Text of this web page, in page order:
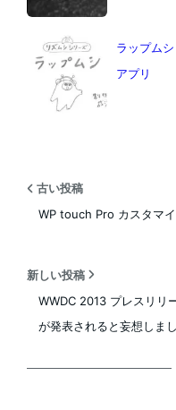
ラップム
アプリ
古い投稿
WP touch Pro カスタマ
新しい投稿
WWDC 2013 プレスリリ
が発表されると妄想しまし